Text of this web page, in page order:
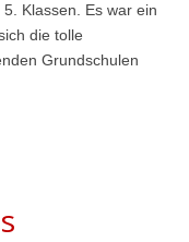
5. Klassen. Es war ein
die tolle
Grundschulen